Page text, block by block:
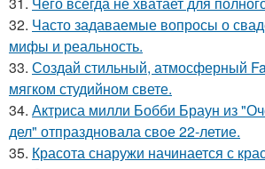
32. Часто задаваемые вопросы о
мифы и реальность.
33. Создай стильный, атмосферный
мягком студийном свете.
34. Актриса милли Бобби Браун из
дел" отпраздновала свое 22-летие.
35. Красота снаружи начинается с